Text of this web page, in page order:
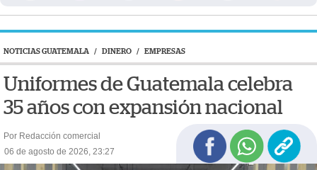
NOTICIAS GUATEMALA / DINERO / EMPRESAS
Uniformes de Guatemala celebra
35 años con expansión nacional
Por Redacción comercial
06 de agosto de 2026, 23:27